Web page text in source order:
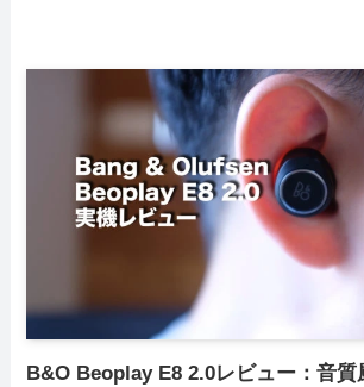
B&O Beoplay E8 2.0レビュー：音質